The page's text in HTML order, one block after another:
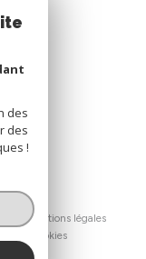
Mentions légales
Cookies
des
des
!